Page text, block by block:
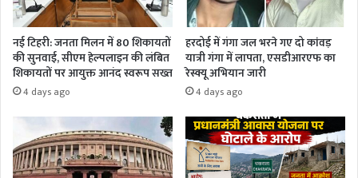
नई टिहरी: जनता मिलन में 80 शिकायतों
की सुनवाई, सीएम हेल्पलाइन की लंबित
शिकायतों पर आयुक्त आनंद स्वरूप सख्त
4 days ago
हरदोई में गंगा जल भरने गए दो कांवड़
यात्री गंगा में लापता, एसडीआरएफ का
रेस्क्यू अभियान जारी
4 days ago